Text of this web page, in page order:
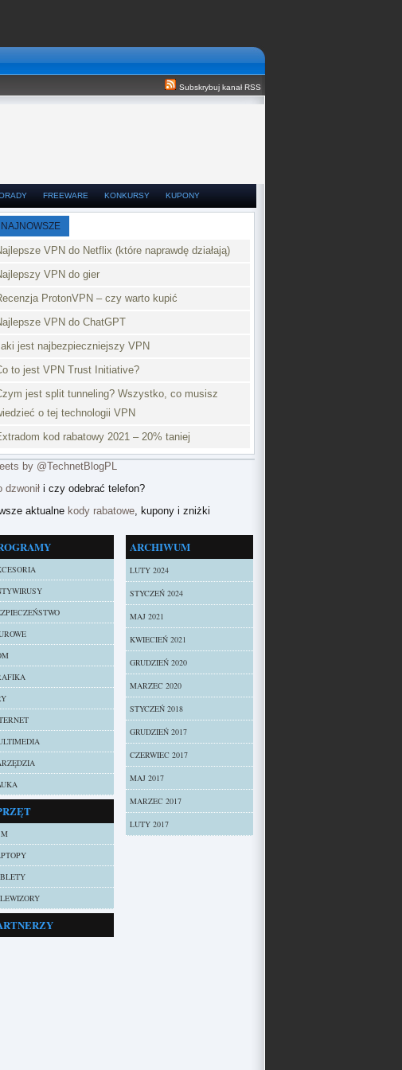
Subskrybuj kanał RSS
FREEWARE KONKURSY KUPONY
NAJNOWSZE
VPN do Netflix (które naprawdę działają)
VPN do gier
ProtonVPN – czy warto kupić
VPN do ChatGPT
jest najbezpieczniejszy VPN
to jest VPN Trust Initiative?
jest split tunneling? Wszystko, co musisz
o tej technologii VPN
kod rabatowy 2021 – 20% taniej
by @TechnetBlogPL
dzwonił i czy odebrać telefon?
aktualne kody rabatowe, kupony i zniżki
ARCHIWUM
LUTY 2024
STYCZEŃ 2024
MAJ 2021
KWIECIEŃ 2021
GRUDZIEŃ 2020
MARZEC 2020
STYCZEŃ 2018
GRUDZIEŃ 2017
CZERWIEC 2017
MAJ 2017
MARZEC 2017
LUTY 2017